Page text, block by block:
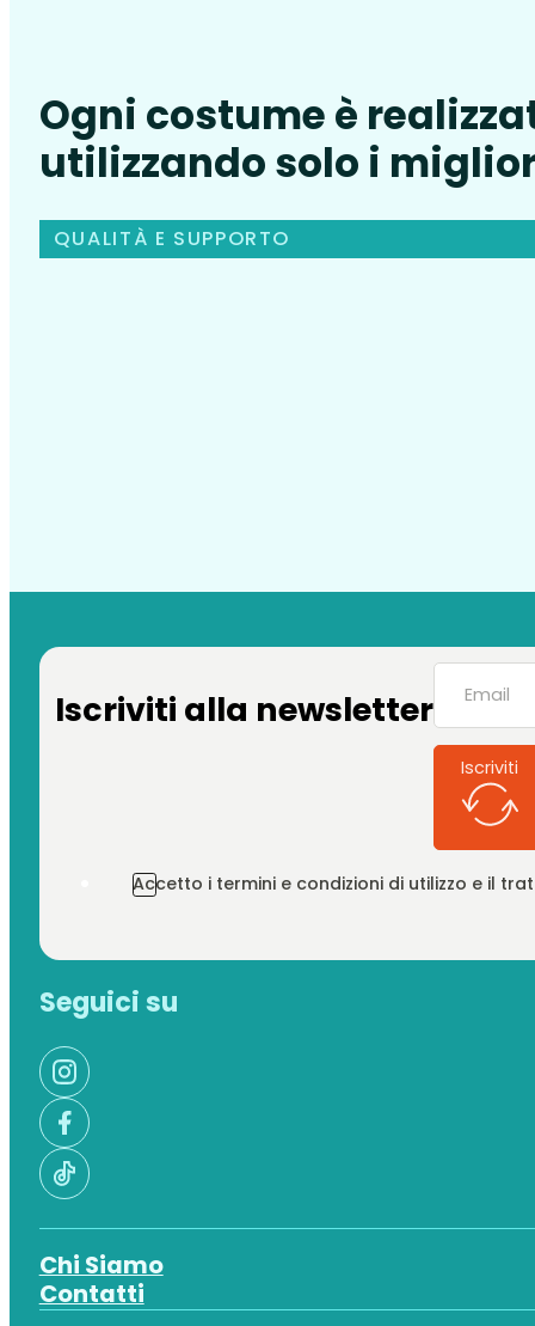
Ogni costume è
utilizzando solo i
QUALITÀ E SUPPORTO
Iscriviti alla newsletter
Iscriviti
Accetto i termini e condizioni di utilizzo e il
Seguici su
Chi Siamo
Contatti